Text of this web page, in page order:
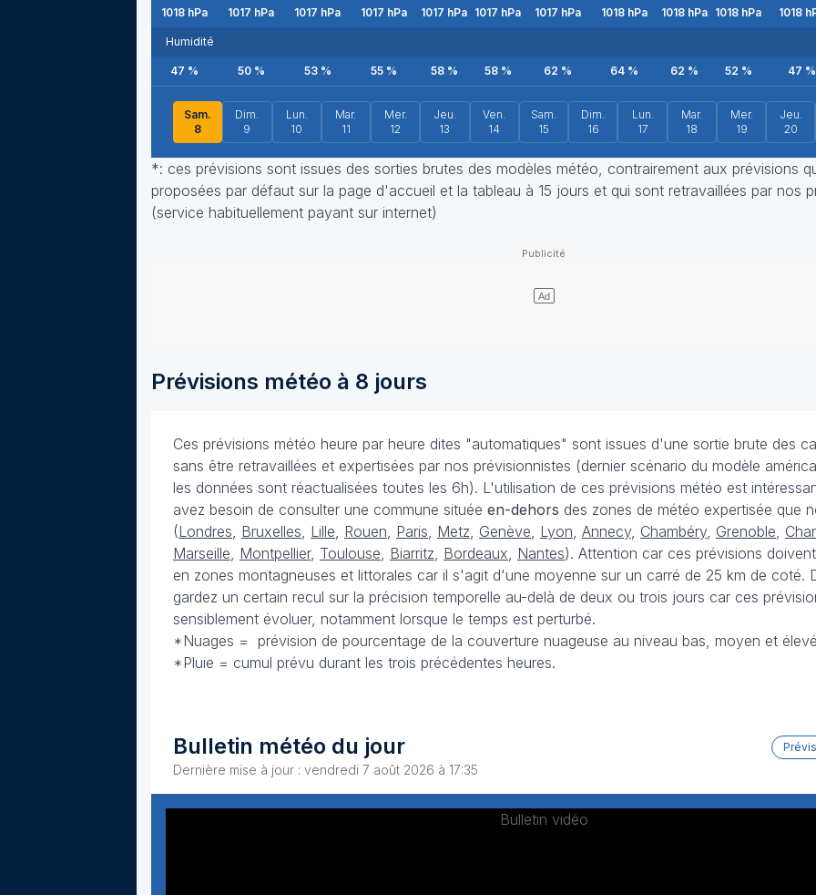
1018 hPa 1017 hPa 1017 hPa 1017 hPa 1017 hPa 1017 hPa 1017 hPa 1018 hPa 1018 hPa 1018 hPa 1018
Humidité
47 % 50% 53% 55 % 58% 58% 62 % 64 % 62 % 52 % 47 %
Sam.
8
Dim.
9
Lun.
10
Mar.
11
Mer.
12
Jeu.
13
Ven.
14
Sam.
15
Dim.
16
Lun.
17
Mar.
18
Mer.
19
Jeu.
20
*: ces prévisions sont issues des sorties brutes des modèles météo, contrairement aux prévisions
proposées par défaut sur la page d'accueil et la tableau à 15 jours et qui sont retravaillées par nos
(service habituellement payant sur internet)
Prévisions météo à 8 jours
Ces prévisions météo heure par heure dites "automatiques" sont issues d'une sortie brute des
sans être retravaillées et expertisées par nos prévisionnistes (dernier scénario du modèle
les données sont réactualisées toutes les 6h). L'utilisation de ces prévisions météo est
avez besoin de consulter une commune située en-dehors des zones de météo expertisée que
(Londres, Bruxelles, Lille, Rouen, Paris, Metz, Genève, Lyon, Annecy, Chambéry, Grenoble,
Marseille, Montpellier, Toulouse, Biarritz, Bordeaux, Nantes). Attention car ces prévisions
en zones montagneuses et littorales car il s'agit d'une moyenne sur un carré de 25 km de coté.
gardez un certain recul sur la précision temporelle au-delà de deux ou trois jours car ces
sensiblement évoluer, notamment lorsque le temps est perturbé.
*Nuages = prévision de pourcentage de la couverture nuageuse au niveau bas, moyen et
*Pluie = cumul prévu durant les trois précédentes heures.
Bulletin météo du jour
Dernière mise à jour : vendredi 7 août 2026 à 17:35
Bulletin vidéo